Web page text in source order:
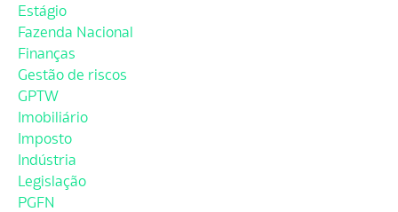
Estágio
Fazenda Nacional
Finanças
Gestão de riscos
GPTW
Imobiliário
Imposto
Indústria
Legislação
PGFN